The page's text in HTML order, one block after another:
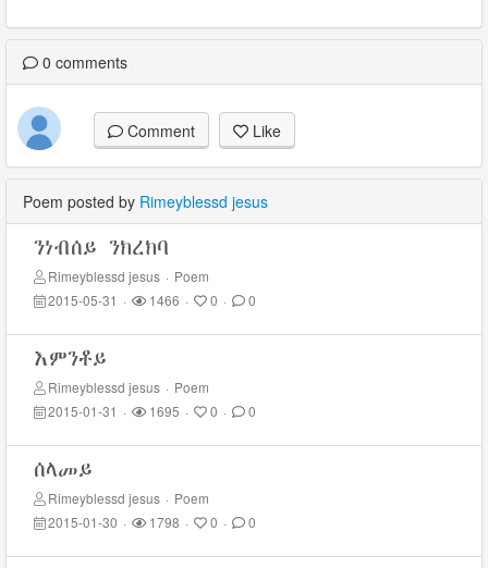
0 comments
Comment Like
Poem posted by Rimeyblessd jesus
ንነብሰይ ንክረክባ
Rimeyblessd jesus · Poem
2015-05-31 · 1466 · 0 · 0
እምንቶይ
Rimeyblessd jesus · Poem
2015-01-31 · 1695 · 0 · 0
ሰላመይ
Rimeyblessd jesus · Poem
2015-01-30 · 1798 · 0 · 0